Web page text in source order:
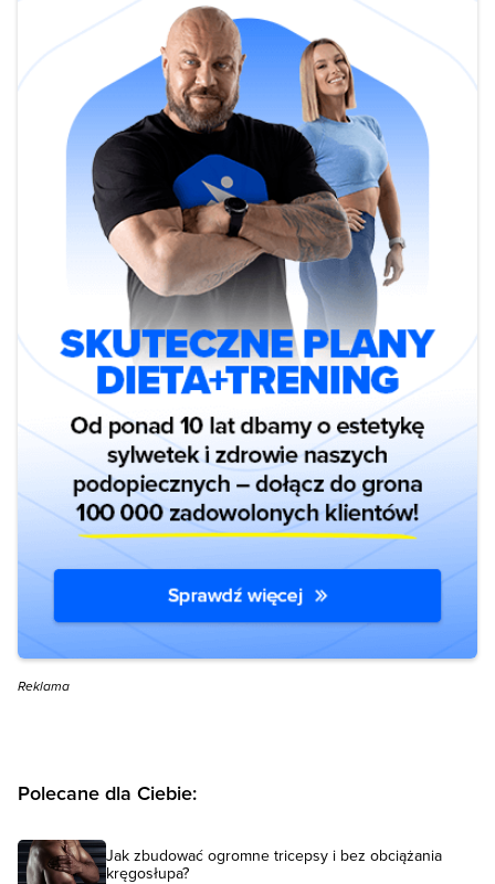
Reklama
Polecane dla Ciebie:
Jak zbudować ogromne tricepsy i bez obciążania
kręgosłupa?